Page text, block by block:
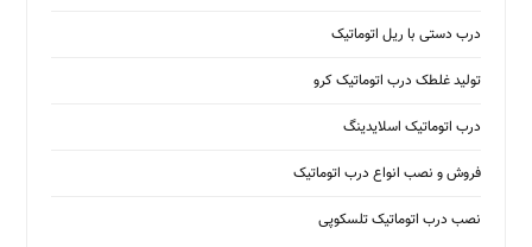
درب دستی با ریل اتوماتیک
تولید غلطک درب اتوماتیک کرو
درب اتوماتیک اسلایدینگ
فروش و نصب انواع درب اتوماتیک
نصب درب اتوماتیک تلسکوپی